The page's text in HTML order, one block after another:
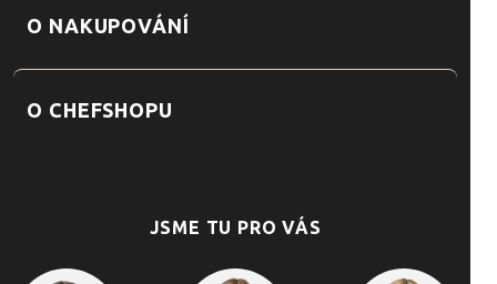
O NAKUPOVÁNÍ
O CHEFSHOPU
JSME TU PRO VÁS